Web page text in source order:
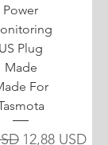
Power
US Plug
Made
For
Prezzo
12,88 USD